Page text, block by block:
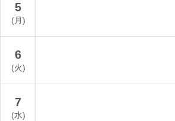
5
(月)
6
(火)
7
(水)